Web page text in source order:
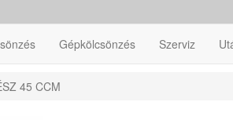
Gépkölcsönzés Szerviz
45 CCM